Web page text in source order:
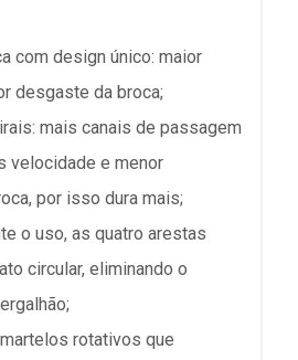
com design único: maior
desgaste da broca;
mais canais de passagem
velocidade e menor
por isso dura mais;
o uso, as quatro arestas
circular, eliminando o
rotativos que